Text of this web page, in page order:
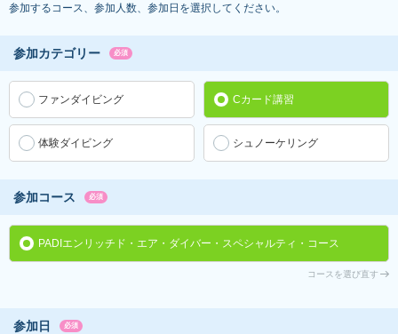
参加するコース、参加人数、参加日を選択してください。
参加カテゴリー 必須
ファンダイビング Cカード講習
体験ダイビング シュノーケリング
参加コース 必須
PADIエンリッチド・エア・ダイバー・スペシャルティ・コース
コースを選び直す
参加日 必須